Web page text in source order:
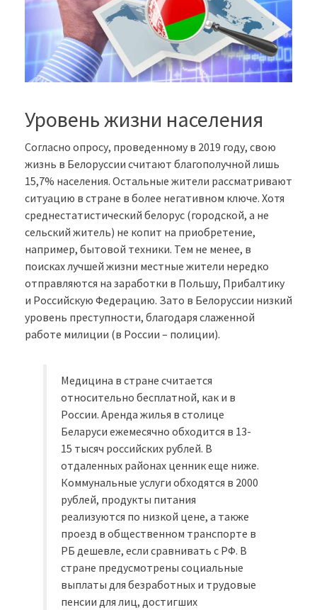
Уровень жизни населения
Согласно опросу, проведенному в 2019 году, свою
жизнь в Белоруссии считают благополучной лишь
15,7% населения. Остальные жители рассматривают
ситуацию в стране в более негативном ключе. Хотя
среднестатистический белорус (городской, а не
сельский житель) не копит на приобретение,
например, бытовой техники. Тем не менее, в
поисках лучшей жизни местные жители нередко
отправляются на заработки в Польшу, Прибалтику
и Российскую Федерацию. Зато в Белоруссии низкий
уровень преступности, благодаря слаженной
работе милиции (в России – полиции).
Медицина в стране считается
относительно бесплатной, как и в
России. Аренда жилья в столице
Беларуси ежемесячно обходится в 13-
15 тысяч российских рублей. В
отдаленных районах ценник еще ниже.
Коммунальные услуги обходятся в 2000
рублей, продукты питания
реализуются по низкой цене, а также
проезд в общественном транспорте в
РБ дешевле, если сравнивать с РФ. В
стране предусмотрены социальные
выплаты для безработных и трудовые
пенсии для лиц, достигших